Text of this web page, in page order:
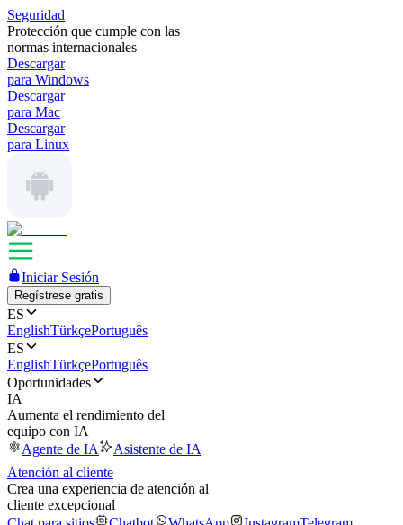
Seguridad
Protección que cumple con las
normas internacionales
Descargar
para Windows
Descargar
para Mac
Descargar
para Linux
Iniciar Sesión
Regístrese gratis
ES
EnglishTürkçePortuguês
ES
EnglishTürkçePortuguês
Oportunidades
IA
Aumenta el rendimiento del
equipo con IA
Agente de IA
Asistente de IA
Atención al cliente
Crea una experiencia de atención al
cliente excepcional